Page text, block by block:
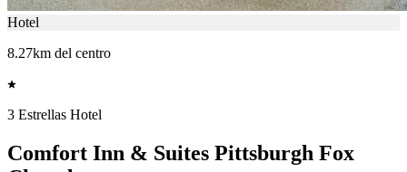
Hotel
8.27km del centro
3 Estrellas Hotel
Comfort Inn & Suites Pittsburgh Fox